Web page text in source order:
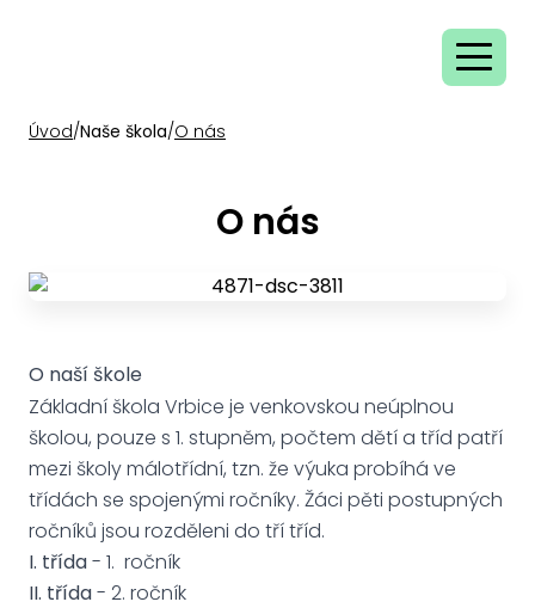
Úvod/Naše škola/O nás
O nás
O naší škole
Základní škola Vrbice je venkovskou neúplnou
školou, pouze s 1. stupněm, počtem dětí a tříd patří
mezi školy málotřídní, tzn. že výuka probíhá ve
třídách se spojenými ročníky. Žáci pěti postupných
ročníků jsou rozděleni do tří tříd.
I. třída- 1. ročník
II. třída- 2. ročník